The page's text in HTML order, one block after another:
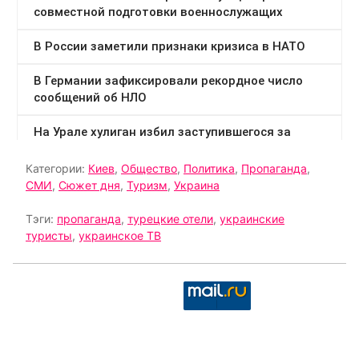
Категории: Киев, Общество, Политика, Пропаганда,
СМИ, Сюжет дня, Туризм, Украина
Тэги: пропаганда, турецкие отели, украинские
туристы, украинское ТВ